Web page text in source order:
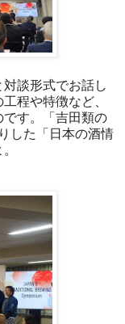
談形式でお話し
程や特徴など、
す。「吉田類の
した「日本の酒情